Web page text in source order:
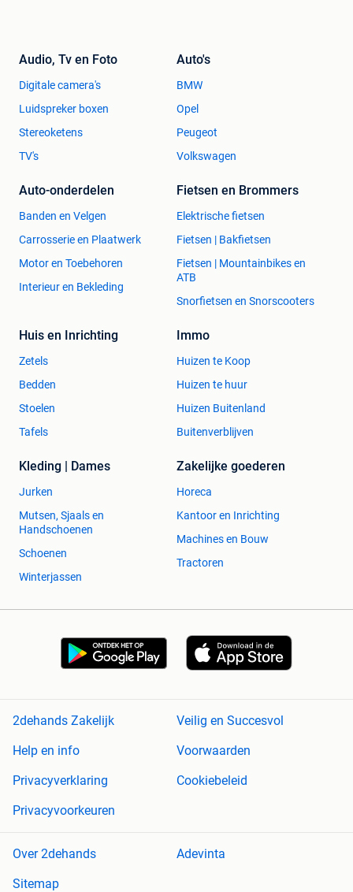
Audio, Tv en Foto
Digitale camera's
Luidspreker boxen
Stereoketens
TV's
Auto's
BMW
Opel
Peugeot
Volkswagen
Auto-onderdelen
Banden en Velgen
Carrosserie en Plaatwerk
Motor en Toebehoren
Interieur en Bekleding
Fietsen en Brommers
Elektrische fietsen
Fietsen | Bakfietsen
Fietsen | Mountainbikes en
ATB
Snorfietsen en Snorscooters
Huis en Inrichting
Zetels
Bedden
Stoelen
Tafels
Immo
Huizen te Koop
Huizen te huur
Huizen Buitenland
Buitenverblijven
Kleding | Dames
Jurken
Mutsen, Sjaals en
Handschoenen
Schoenen
Winterjassen
Zakelijke goederen
Horeca
Kantoor en Inrichting
Machines en Bouw
Tractoren
2dehands Zakelijk
Veilig en Succesvol
Help en info
Voorwaarden
Privacyverklaring
Cookiebeleid
Privacyvoorkeuren
Over 2dehands
Adevinta
Sitemap